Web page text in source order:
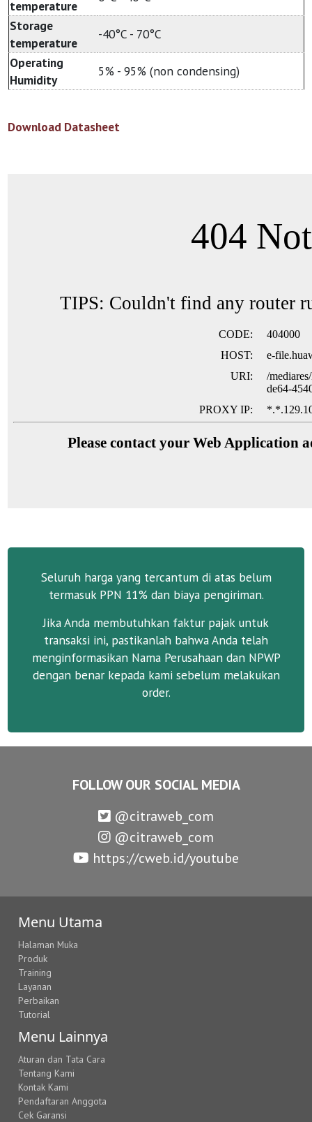
temperature
Storage
temperature
-40°C - 70°C
Operating
Humidity
5% - 95% (non condensing)
Download Datasheet
Seluruh harga yang tercantum di atas belum
termasuk PPN 11% dan biaya pengiriman.
Jika Anda membutuhkan faktur pajak untuk
transaksi ini, pastikanlah bahwa Anda telah
menginformasikan Nama Perusahaan dan NPWP
dengan benar kepada kami sebelum melakukan
order.
FOLLOW OUR SOCIAL MEDIA
@citraweb_com
@citraweb_com
https://cweb.id/youtube
Menu Utama
Halaman Muka
Produk
Training
Layanan
Perbaikan
Tutorial
Menu Lainnya
Aturan dan Tata Cara
Tentang Kami
Kontak Kami
Pendaftaran Anggota
Cek Garansi